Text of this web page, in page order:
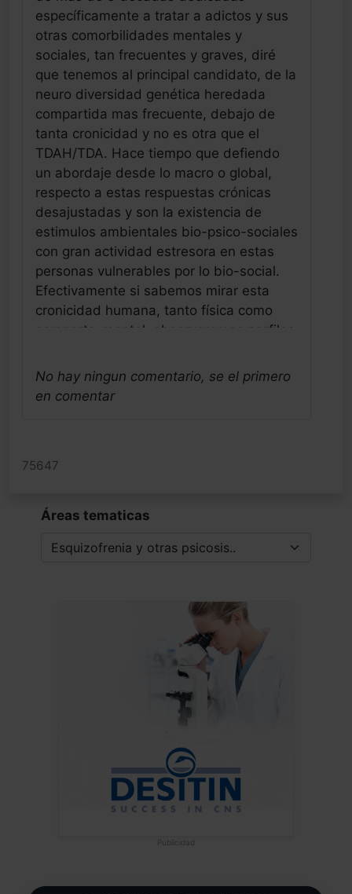
específicamente a tratar a adictos y sus
otras comorbilidades mentales y
sociales, tan frecuentes y graves, diré
que tenemos al principal candidato, de la
neuro diversidad genética heredada
compartida mas frecuente, debajo de
tanta cronicidad y no es otra que el
TDAH/TDA. Hace tiempo que defiendo
un abordaje desde lo macro o global,
respecto a estas respuestas crónicas
desajustadas y son la existencia de
estimulos ambientales bio-psico-sociales
con gran actividad estresora en estas
personas vulnerables por lo bio-social.
Efectivamente si sabemos mirar esta
cronicidad humana, tanto física como
comporta-mental, observaremos perfiles
no inicialmente patológicos, lo que nos
ayudaría a prevenir, pero esto no nos
difícil de revertir, y que tantos recursos
necesitar para parchearlos. Estamos bajo
procesadas (IUPs), también en la
conductas diferentes de las mayoritarias,
que no conllevan rendimiento económico,
ante el que estaría todo permitido y
reforzado socialmente, "signos de
libertad, competitividad, y meritocracia".
Saludos alegres del neuro diverso
neandertal hiperactivo de Sevilla
Fecha: 12/11/2024
No hay ningun comentario, se el primero
en comentar
75647
Áreas tematicas
Publicidad